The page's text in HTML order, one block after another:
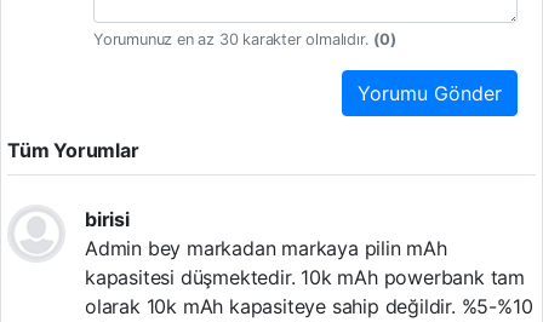
Yorumunuz en az 30 karakter olmalıdır. (0)
Yorumu Gönder
Tüm Yorumlar
birisi
Admin bey markadan markaya pilin mAh
kapasitesi düşmektedir. 10k mAh powerbank tam
olarak 10k mAh kapasiteye sahip değildir. %5-%10